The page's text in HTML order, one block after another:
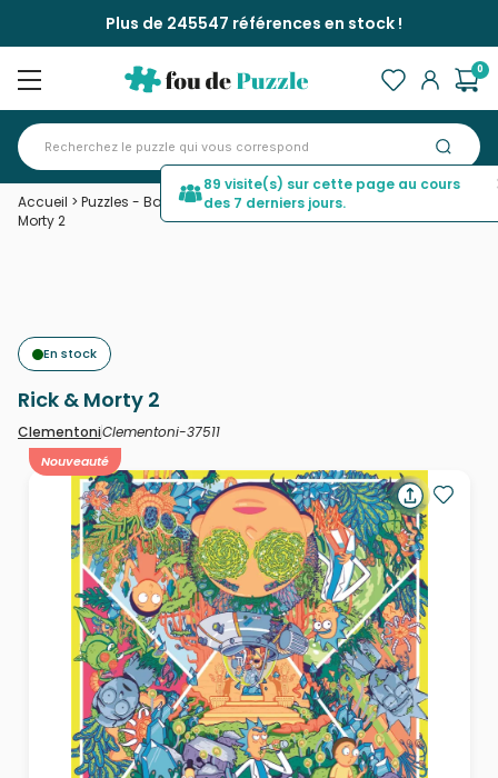
Plus de 245547 références en stock !
0
Accueil > Puzzles - Bandes Dessinées et Dessins Animés
Morty 2
En stock
Rick & Morty 2
ClementoniClementoni-37511
Nouveauté
89 visite(s) sur cette page au cours
des 7 derniers jours.